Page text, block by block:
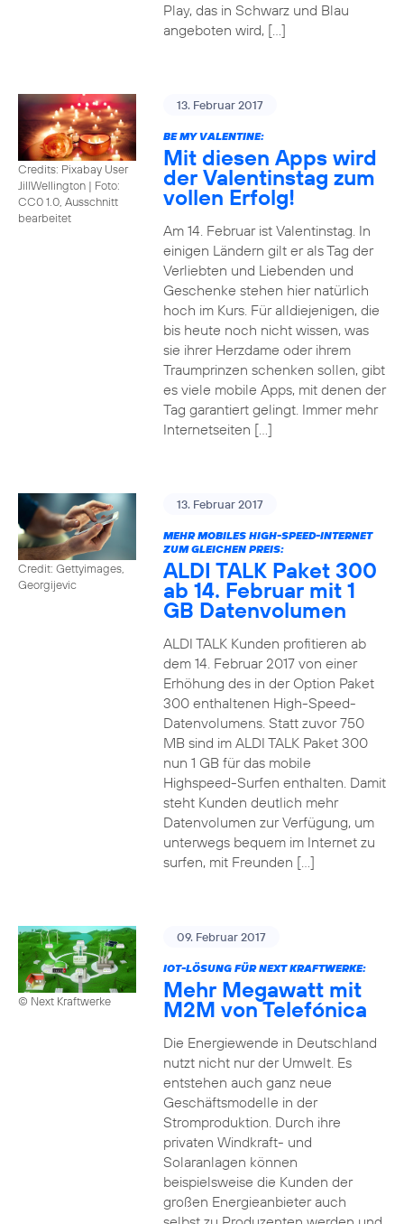
Play, das in Schwarz und Blau
angeboten wird, […]
Credits: Pixabay User
JillWellington | Foto:
CC0 1.0, Ausschnitt
bearbeitet
13. Februar 2017
BE MY VALENTINE:
Mit diesen Apps wird
der Valentinstag zum
vollen Erfolg!
Am 14. Februar ist Valentinstag. In
einigen Ländern gilt er als Tag der
Verliebten und Liebenden und
Geschenke stehen hier natürlich
hoch im Kurs. Für alldiejenigen, die
bis heute noch nicht wissen, was
sie ihrer Herzdame oder ihrem
Traumprinzen schenken sollen, gibt
es viele mobile Apps, mit denen der
Tag garantiert gelingt. Immer mehr
Internetseiten […]
Credit: Gettyimages,
Georgijevic
13. Februar 2017
MEHR MOBILES HIGH-SPEED-INTERNET
ZUM GLEICHEN PREIS:
ALDI TALK Paket 300
ab 14. Februar mit 1
GB Datenvolumen
ALDI TALK Kunden profitieren ab
dem 14. Februar 2017 von einer
Erhöhung des in der Option Paket
300 enthaltenen High-Speed-
Datenvolumens. Statt zuvor 750
MB sind im ALDI TALK Paket 300
nun 1 GB für das mobile
Highspeed-Surfen enthalten. Damit
steht Kunden deutlich mehr
Datenvolumen zur Verfügung, um
unterwegs bequem im Internet zu
surfen, mit Freunden […]
© Next Kraftwerke
09. Februar 2017
IOT-LÖSUNG FÜR NEXT KRAFTWERKE:
Mehr Megawatt mit
M2M von Telefónica
Die Energiewende in Deutschland
nutzt nicht nur der Umwelt. Es
entstehen auch ganz neue
Geschäftsmodelle in der
Stromproduktion. Durch ihre
privaten Windkraft- und
Solaranlagen können
beispielsweise die Kunden der
großen Energieanbieter auch